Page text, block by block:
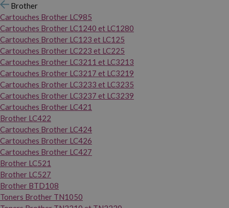
Brother
Cartouches Brother LC985
Cartouches Brother LC1240 et LC1280
Cartouches Brother LC123 et LC125
Cartouches Brother LC223 et LC225
Cartouches Brother LC3211 et LC3213
Cartouches Brother LC3217 et LC3219
Cartouches Brother LC3233 et LC3235
Cartouches Brother LC3237 et LC3239
Cartouches Brother LC421
Brother LC422
Cartouches Brother LC424
Cartouches Brother LC426
Cartouches Brother LC427
Brother LC521
Brother LC527
Brother BTD108
Toners Brother TN1050